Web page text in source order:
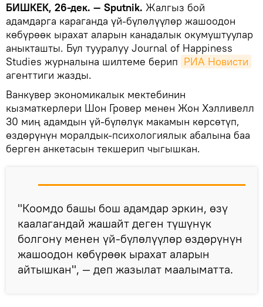
БИШКЕК, 26-дек. — Sputnik. Жалгыз бой
адамдарга караганда үй-бүлөлүүлөр жашоодон
көбүрөөк ырахат аларын канадалык окумуштуулар
аныкташты. Бул тууралуу Journal of Happiness
Studies журналына шилтеме берип РИА Новисти
агенттиги жазды.
Ванкувер экономикалык мектебинин
кызматкерлери Шон Гровер менен Жон Хэлливелл
30 миң адамдын үй-бүлөлүк макамын көрсөтүп,
өздөрүнүн моралдык-психологиялык абалына баа
берген анкетасын текшерип чыгышкан.
"Коомдо башы бош адамдар эркин, өзү
каалагандай жашайт деген түшүнүк
болгону менен үй-бүлөлүүлөр өздөрүнүн
жашоодон көбүрөөк ырахат аларын
айтышкан", — деп жазылат маалыматта.